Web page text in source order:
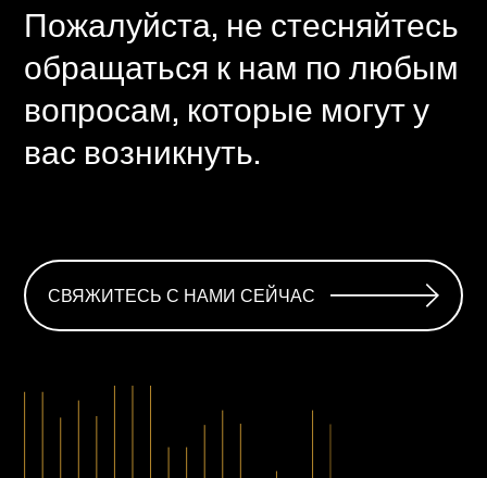
Пожалуйста, не стесняйтесь
обращаться к нам по любым
вопросам, которые могут у
вас возникнуть.
СВЯЖИТЕСЬ С НАМИ СЕЙЧАС